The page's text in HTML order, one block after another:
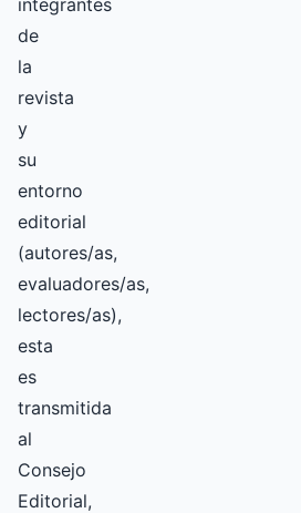
integrantes
de
la
revista
y
su
entorno
editorial
(autores/as,
evaluadores/as,
lectores/as),
esta
es
transmitida
al
Consejo
Editorial,